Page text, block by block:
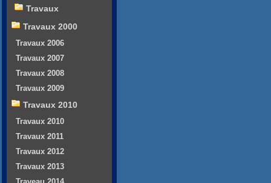
Travaux
Travaux 2000
Travaux 2006
Travaux 2007
Travaux 2008
Travaux 2009
Travaux 2010
Travaux 2010
Travaux 2011
Travaux 2012
Travaux 2013